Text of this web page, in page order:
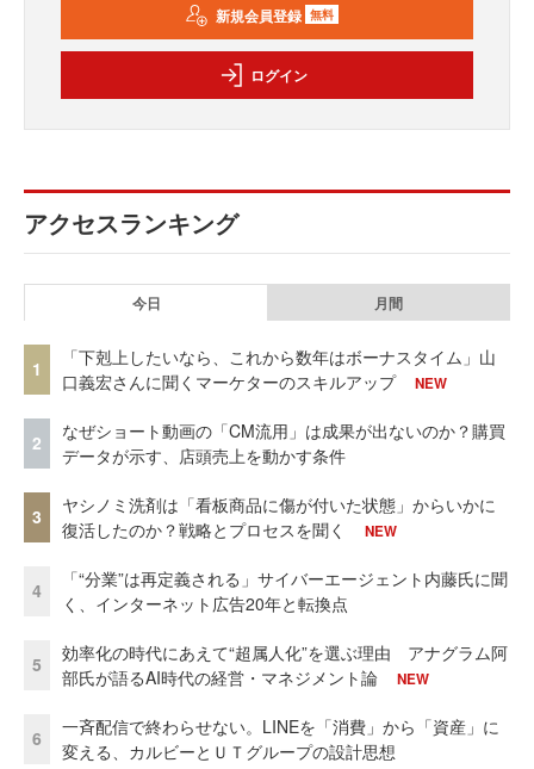
新規会員登録 無料
ログイン
アクセスランキング
今日 月間
1
「下剋上したいなら、これから数年はボーナスタイム」山
口義宏さんに聞くマーケターのスキルアップ
NEW
2
なぜショート動画の「CM流用」は成果が出ないのか？購買
データが示す、店頭売上を動かす条件
3
ヤシノミ洗剤は「看板商品に傷が付いた状態」からいかに
復活したのか？戦略とプロセスを聞く
NEW
4
「“分業”は再定義される」サイバーエージェント内藤氏に聞
く、インターネット広告20年と転換点
5
効率化の時代にあえて“超属人化”を選ぶ理由 アナグラム阿
部氏が語るAI時代の経営・マネジメント論
NEW
6
一斉配信で終わらせない。LINEを「消費」から「資産」に
変える、カルビーとＵＴグループの設計思想